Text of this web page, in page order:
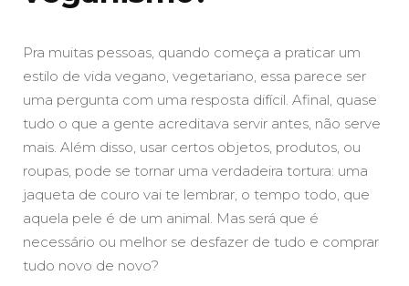
Pra muitas pessoas, quando começa a praticar um
estilo de vida vegano, vegetariano, essa parece ser
uma pergunta com uma resposta difícil. Afinal, quase
tudo o que a gente acreditava servir antes, não serve
mais. Além disso, usar certos objetos, produtos, ou
roupas, pode se tornar uma verdadeira tortura: uma
jaqueta de couro vai te lembrar, o tempo todo, que
aquela pele é de um animal. Mas será que é
necessário ou melhor se desfazer de tudo e comprar
tudo novo de novo?